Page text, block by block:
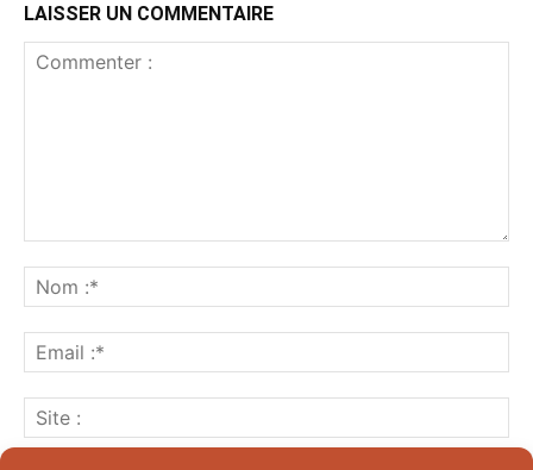
LAISSER UN COMMENTAIRE